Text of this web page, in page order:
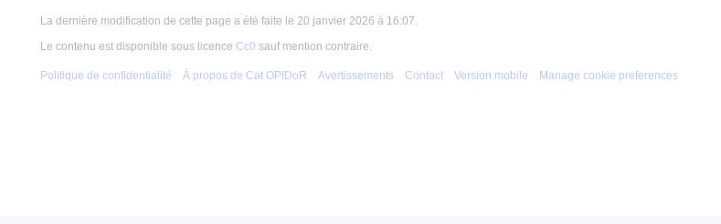
La dernière modification de cette page a été faite le 20 janvier 2026 à 16:07.
Le contenu est disponible sous licence Cc0 sauf mention contraire.
Politique de confidentialité À propos de Cat OPIDoR Avertissements Contact Version mobile Manage cookie preferences